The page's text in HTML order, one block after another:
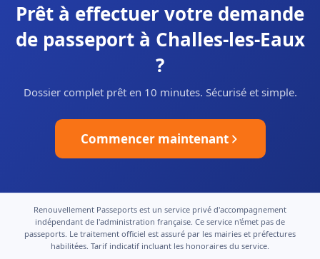
Prêt à effectuer votre demande
de passeport à Challes-les-Eaux
?
Dossier complet prêt en 10 minutes. Sécurisé et simple.
Commencer maintenant
Renouvellement Passeports est un service privé d'accompagnement
indépendant de l'administration française. Ce service n'émet pas de
passeports. Le traitement officiel est assuré par les mairies et préfectures
habilitées. Tarif indicatif incluant les honoraires du service.